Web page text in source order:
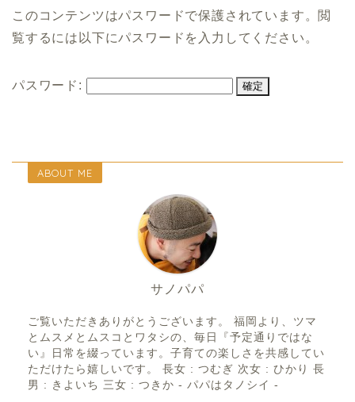
このコンテンツはパスワードで保護されています。閲
覧するには以下にパスワードを入力してください。
パスワード:
ABOUT ME
サノパパ
ご覧いただきありがとうございます。 福岡より、ツマ
とムスメとムスコとワタシの、毎日『予定通りではな
い』日常を綴っています。子育ての楽しさを共感してい
ただけたら嬉しいです。 長女 : つむぎ 次女 : ひかり 長
男 : きよいち 三女 : つきか - パパはタノシイ -